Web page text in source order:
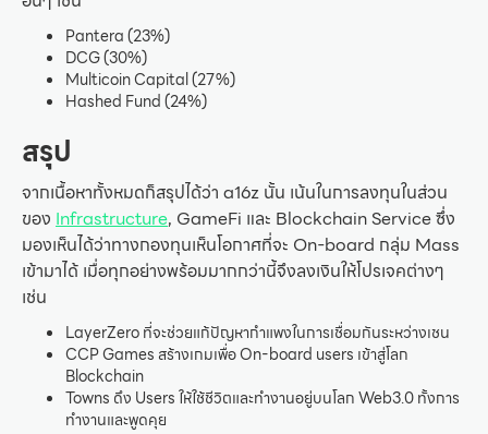
Pantera (23%)
DCG (30%)
Multicoin Capital (27%)
Hashed Fund (24%)
สรุป
จากเนื้อหาทั้งหมดก็สรุปได้ว่า a16z นั้น เน้นในการลงทุนในส่วน
ของ Infrastructure, GameFi และ Blockchain Service ซึ่ง
มองเห็นได้ว่าทางกองทุนเห็นโอกาศที่จะ On-board กลุ่ม Mass
เข้ามาได้ เมื่อทุกอย่างพร้อมมากกว่านี้จึงลงเงินให้โปรเจคต่างๆ
เช่น
LayerZero ที่จะช่วยแก้ปัญหากำแพงในการเชื่อมกันระหว่างเชน
CCP Games สร้างเกมเพื่อ On-board users เข้าสู่โลก
Blockchain
Towns ดึง Users ให้ใช้ชีวิตและทำงานอยู่บนโลก Web3.0 ทั้งการ
ทำงานและพูดคุย